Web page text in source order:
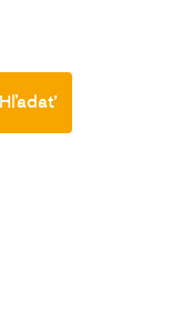
Hľadať